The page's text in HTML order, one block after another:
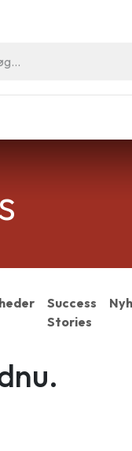
Success
Stories